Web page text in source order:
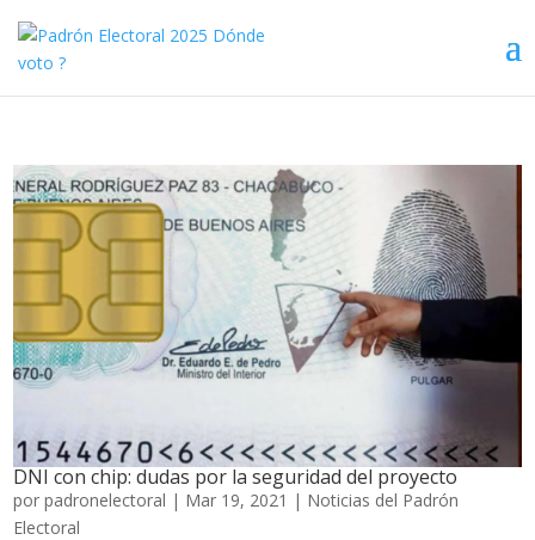
DNI con chip: dudas por la seguridad del proyecto
porpadronelectoral | Mar 19, 2021 | Noticias del Padrón
Electoral